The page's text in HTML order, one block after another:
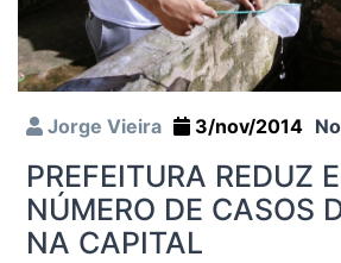
Jorge Vieira 3/nov/2014
PREFEITURA REDUZ
NÚMERO DE CASOS
NA CAPITAL